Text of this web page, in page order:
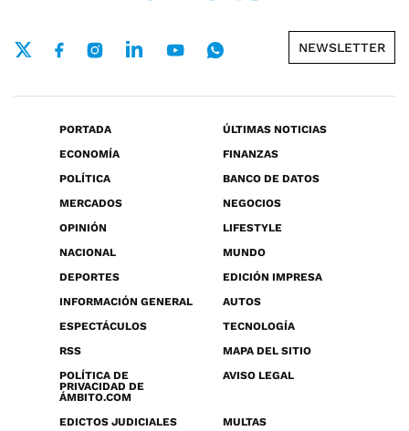
NEWSLETTER
PORTADA
ÚLTIMAS NOTICIAS
ECONOMÍA
FINANZAS
POLÍTICA
BANCO DE DATOS
MERCADOS
NEGOCIOS
OPINIÓN
LIFESTYLE
NACIONAL
MUNDO
DEPORTES
EDICIÓN IMPRESA
INFORMACIÓN GENERAL
AUTOS
ESPECTÁCULOS
TECNOLOGÍA
RSS
MAPA DEL SITIO
POLÍTICA DE
PRIVACIDAD DE
ÁMBITO.COM
AVISO LEGAL
EDICTOS JUDICIALES
MULTAS